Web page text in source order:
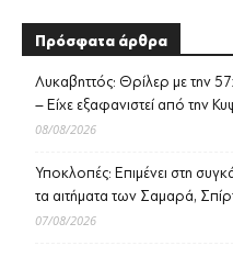
Πρόσφατα άρθρα
Λυκαβηττός: Θρίλερ με την
– Είχε εξαφανιστεί από την
08/08/2026
Υποκλοπές: Επιμένει στη
τα αιτήματα των Σαμαρά,
07/08/2026